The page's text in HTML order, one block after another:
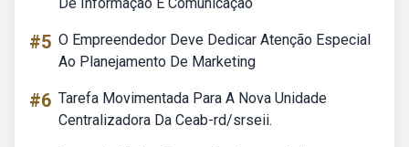
#5 O Empreendedor Deve Dedicar Atenção Especial
Ao Planejamento De Marketing
#6 Tarefa Movimentada Para A Nova Unidade
Centralizadora Da Ceab-rd/srseii.